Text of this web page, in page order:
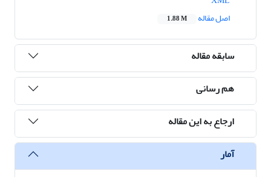
اصل مقاله
1.88 M
سابقه مقاله
هم رسانی
ارجاع به این مقاله
آمار